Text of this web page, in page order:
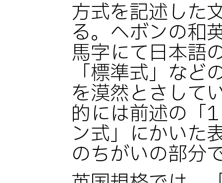
方式を記述した
る。ヘボンの和
馬字にて日本語
「標準式」な
を漠然とさして
的には前述の「
ン式」にかいた
のちがいの部分